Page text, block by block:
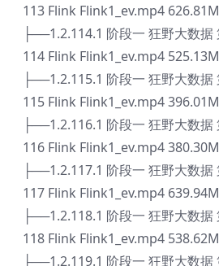
113 Flink Flink1_ev.mp4 626.81M
├──1.2.114.1 阶段一 狂野大数据
114 Flink Flink1_ev.mp4 525.13M
├──1.2.115.1 阶段一 狂野大数据
115 Flink Flink1_ev.mp4 396.01M
├──1.2.116.1 阶段一 狂野大数据
116 Flink Flink1_ev.mp4 380.30M
├──1.2.117.1 阶段一 狂野大数据
117 Flink Flink1_ev.mp4 639.94M
├──1.2.118.1 阶段一 狂野大数据
118 Flink Flink1_ev.mp4 538.62M
├──1.2.119.1 阶段一 狂野大数据